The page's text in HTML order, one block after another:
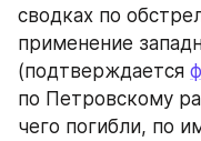
сводках по
применение
(подтверждается
по Петровскому
чего погибли, по